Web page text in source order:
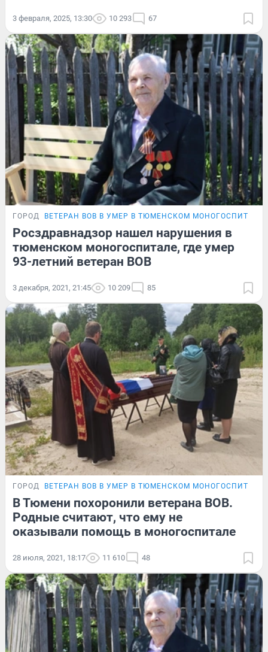
3 февраля, 2025, 13:30 10 293 67
ГОРОД ВЕТЕРАН ВОВ В УМЕР В ТЮМЕНСКОМ МОНОГОСПИТАЛЕ
Росздравнадзор нашел нарушения в
тюменском моногоспитале, где умер
93-летний ветеран ВОВ
3 декабря, 2021, 21:45 10 209 85
ГОРОД ВЕТЕРАН ВОВ В УМЕР В ТЮМЕНСКОМ МОНОГОСПИТАЛЕ
В Тюмени похоронили ветерана ВОВ.
Родные считают, что ему не
оказывали помощь в моногоспитале
28 июля, 2021, 18:17 11 610 48